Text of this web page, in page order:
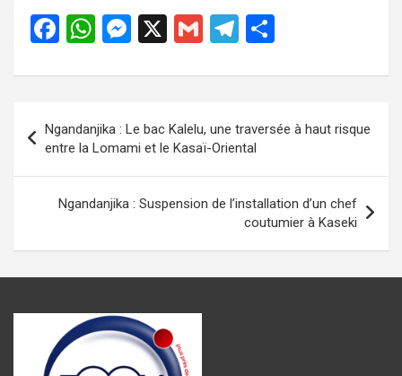
F
ce
o
o
k
W
at
s
A
p
p
M
se
n
g
er
X
G
ail
T
e
a
m
ta
g
er
de
l’article
Ngandanjika : Le bac Kalelu, une traversée à haut risque
entre la Lomami et le Kasaï-Oriental
Ngandanjika : Suspension de l’installation d’un chef
coutumier à Kaseki